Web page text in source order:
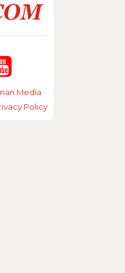
Media
Policy